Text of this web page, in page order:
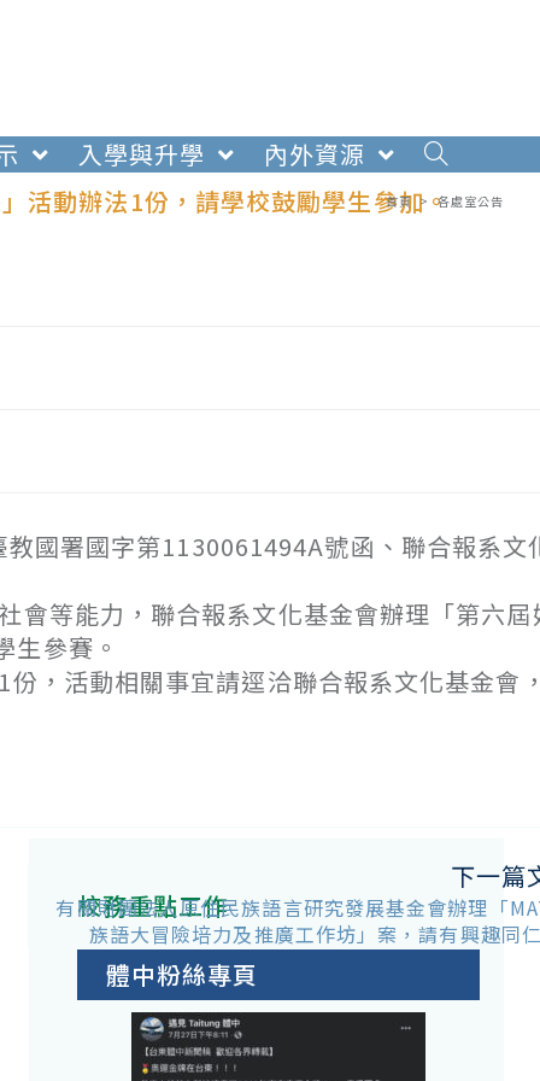
入學與升學
內外資源
活動辦法1份，請學校鼓勵學生參加。
首頁 > 各處室公告
國署國字第1130061494A號函、聯合報系文
會等能力，聯合報系文化基金會辦理「第六
生參賽。
，活動相關事宜請逕洽聯合報系文化基金會
下一篇
有關財團法人原住民族語言研究發展基金會辦理「
族語大冒險培力及推廣工作坊」案，請有興趣同
校務重點工作
體中粉絲專頁